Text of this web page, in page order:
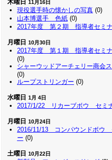
木曜日 11月16日
現役選手時の懐かしの写真(0)
山本博選手 色紙(0)
2017年度 第２期 指導者セミ
月曜日 10月30日
2017年度 第１期 指導者セミ
(0)
シャーウッドアーチェリー商会
(0)
ループストリンガー (0)
水曜日 1月 4日
2017/1/22 リカーブボウ セミ
月曜日 10月24日
2016/11/13 コンパウンドボウ
ー (0)
土曜日 10月22日